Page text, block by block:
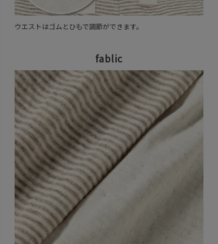
ウエストはゴムとひもで調節ができます。
fablic